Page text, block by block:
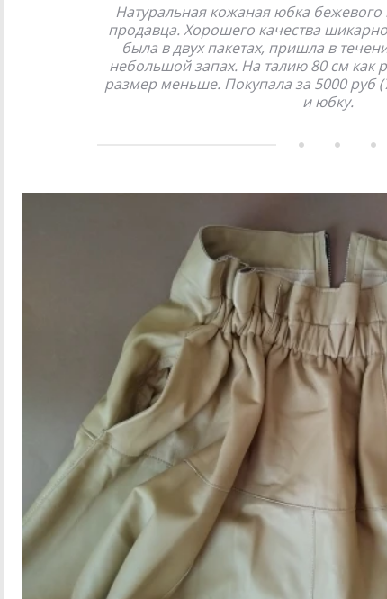
Натуральная кожаная юбка бежевого
продавца. Хорошего качества
была в двух пакетах, пришла в
небольшой запах. На талию 80 см как
размер меньше. Покупала за 5000 руб
и юбку.